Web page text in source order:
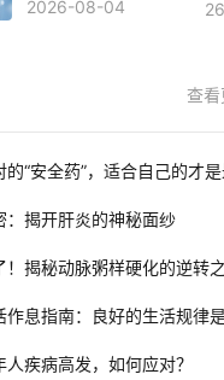
2026-08-04
查
“安全药”，适合自己的才
：揭开肝炎的神秘面纱
！揭秘动脉粥样硬化的逆转
作息指南：良好的生活规律
疾病高发，如何应对？